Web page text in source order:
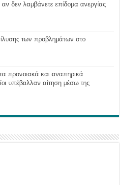
αν δεν λαμβάνετε επίδομα ανεργίας
των προβλημάτων στο
προνοιακά και αναπηρικά
υπέβαλλαν αίτηση μέσω της